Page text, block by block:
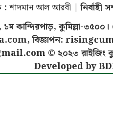
: শাদমান আল আরবী | নির্বাহী
১ম কান্দিরপাড়, কুমিল্লা-
, বিজ্ঞাপন:
© ২০২৩ রাইজিং
Developed by